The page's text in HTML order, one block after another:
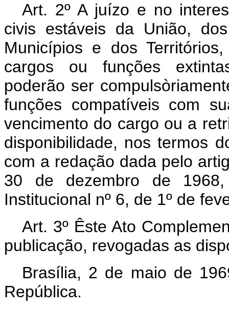
Art. 2º A juízo e no
civis estáveis da União,
Municípios e dos
cargos ou funções
poderão ser
funções compatíveis com
vencimento do cargo ou a
disponibilidade, nos termos
com a redação dada pelo
30 de dezembro de
Institucional nº 6, de 1º de
Art. 3º Êste Ato
publicação, revogadas as
Brasília, 2 de maio de
República.